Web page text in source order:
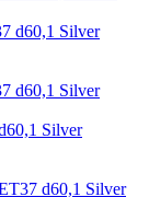
d60,1 Silver
Silver